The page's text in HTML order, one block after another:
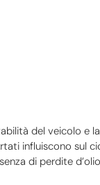
del veicolo e
influiscono sul
di perdite